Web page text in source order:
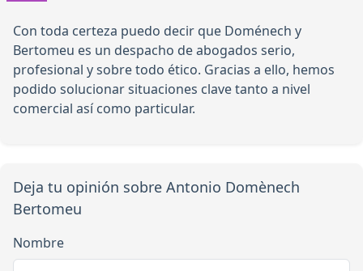
Con toda certeza puedo decir que Doménech y
Bertomeu es un despacho de abogados serio,
profesional y sobre todo ético. Gracias a ello, hemos
podido solucionar situaciones clave tanto a nivel
comercial así como particular.
Deja tu opinión sobre Antonio Domènech
Bertomeu
Nombre